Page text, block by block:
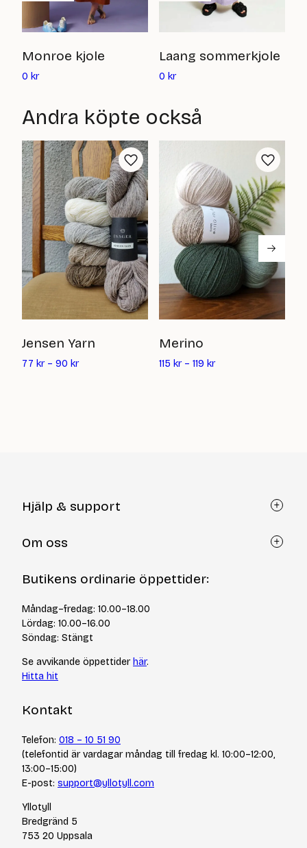
Monroe kjole
0 krDet
är:
kr
Laang sommerkjole
0 krDet
är:
Andra köpte också
Jensen Yarn
77 kr – 90 kr
Merino
115 kr – 119 kr
Hjälp & support
Återköp via formulär
Frågor och svar
Cookiepolicy
Integritetspolicy
Om oss
Om Yllotyll
Kurser & events
Tips & tekniker
Varumärken
Jobba hos oss
Butikens ordinarie öppettider:
Måndag–fredag: 10.00–18.00
Lördag: 10.00–16.00
Söndag: Stängt
Se avvikande öppettider här.
Hitta hit
Kontakt
Telefon: 018 – 10 51 90
(telefontid är vardagar måndag till fredag kl. 10:00–12:00,
13:00–15:00)
E-post: support@yllotyll.com
Yllotyll
Bredgränd 5
753 20 Uppsala